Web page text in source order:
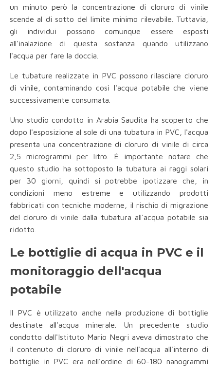
un minuto però la concentrazione di cloruro di vinile
scende al di sotto del limite minimo rilevabile. Tuttavia,
gli individui possono comunque essere esposti
all'inalazione di questa sostanza quando utilizzano
l'acqua per fare la doccia.
Le tubature realizzate in PVC possono rilasciare cloruro
di vinile, contaminando così l'acqua potabile che viene
successivamente consumata.
Uno studio condotto in Arabia Saudita ha scoperto che
dopo l'esposizione al sole di una tubatura in PVC, l'acqua
presenta una concentrazione di cloruro di vinile di circa
2,5 microgrammi per litro. È importante notare che
questo studio ha sottoposto la tubatura ai raggi solari
per 30 giorni, quindi si potrebbe ipotizzare che, in
condizioni meno estreme e utilizzando prodotti
fabbricati con tecniche moderne, il rischio di migrazione
del cloruro di vinile dalla tubatura all'acqua potabile sia
ridotto.
Le bottiglie di acqua in PVC e il
monitoraggio dell'acqua
potabile
Il PVC è utilizzato anche nella produzione di bottiglie
destinate all'acqua minerale. Un precedente studio
condotto dall'Istituto Mario Negri aveva dimostrato che
il contenuto di cloruro di vinile nell'acqua all'interno di
bottiglie in PVC era nell'ordine di 60-180 nanogrammi